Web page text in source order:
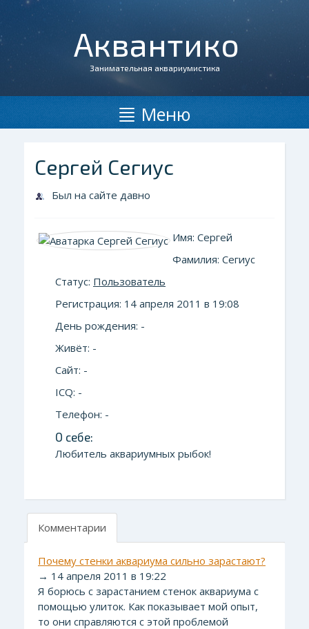
Аквантико
Занимательная аквариумистика
Меню
Сергей Сегиус
Был на сайте давно
Имя: Сергей
Фамилия: Сегиус
Статус: Пользователь
Регистрация: 14 апреля 2011 в 19:08
День рождения: -
Живёт: -
Сайт: -
ICQ: -
Телефон: -
О себе:
Любитель аквариумных рыбок!
Комментарии
Почему стенки аквариума сильно зарастают?
→ 14 апреля 2011 в 19:22
Я борюсь с зарастанием стенок аквариума с
помощью улиток. Как показывает мой опыт,
то они справляются с этой проблемой